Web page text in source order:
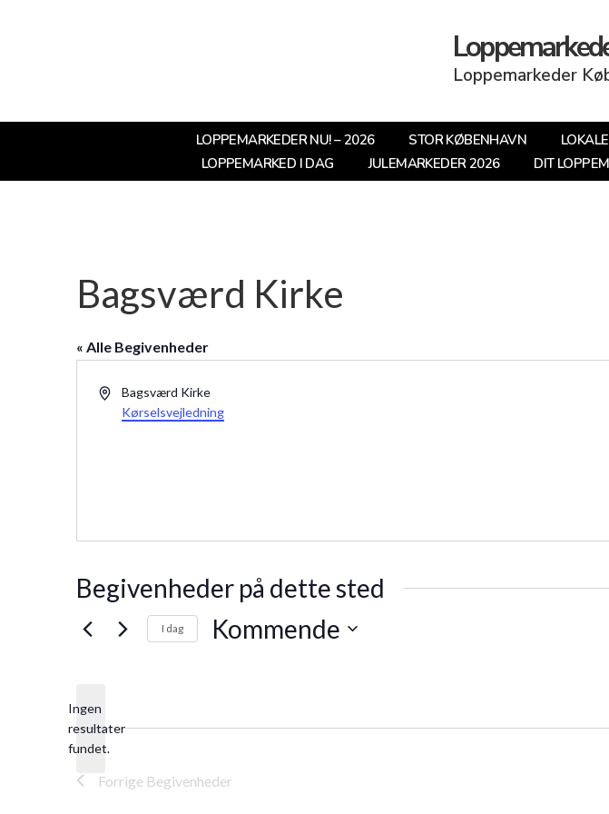
Loppemarkeder
LOPPEMARKEDER NU! – 2026 STOR KØBENHAVN
LOPPEMARKED I DAG
JULEMARKEDER 2026 DIT
Bagsværd Kirke
« Alle Begivenheder
AdresseBagsværd Kirke
Kørselsvejledning
Begivenheder på dette sted
Notice
Ingen
resultater
fundet.
I dag Kommende
Forrige Begivenheder